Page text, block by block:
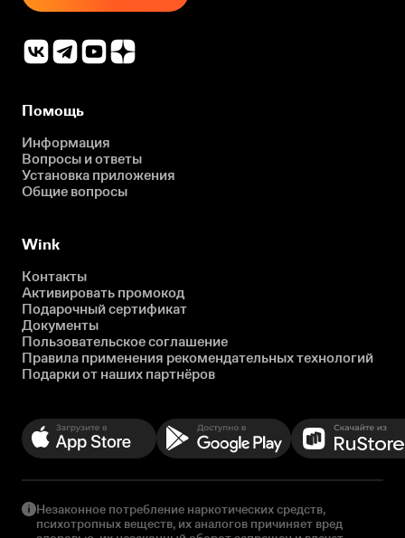
Помощь
Информация
Вопросы и ответы
Установка приложения
Общие вопросы
Wink
Контакты
Активировать промокод
Подарочный сертификат
Документы
Пользовательское соглашение
Правила применения рекомендательных технологий
Подарки от наших партнёров
Незаконное потребление наркотических средств,
психотропных веществ, их аналогов причиняет вред